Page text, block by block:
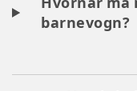
barnevogn?